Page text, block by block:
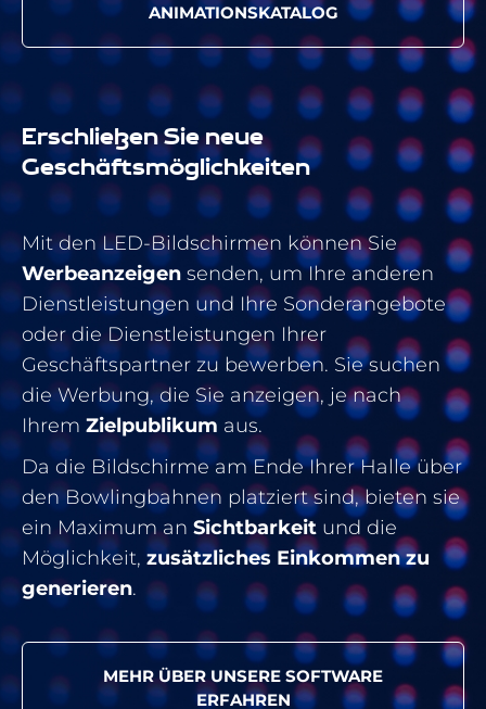
ANIMATIONSKATALOG
Erschließen Sie neue
Geschäftsmöglichkeiten
Mit den LED-Bildschirmen können Sie
Werbeanzeigen senden, um Ihre anderen
Dienstleistungen und Ihre Sonderangebote
oder die Dienstleistungen Ihrer
Geschäftspartner zu bewerben. Sie suchen
die Werbung, die Sie anzeigen, je nach
Ihrem Zielpublikum aus.
Da die Bildschirme am Ende Ihrer Halle über
den Bowlingbahnen platziert sind, bieten sie
ein Maximum an Sichtbarkeit und die
Möglichkeit, zusätzliches Einkommen zu
generieren.
MEHR ÜBER UNSERE SOFTWARE
ERFAHREN